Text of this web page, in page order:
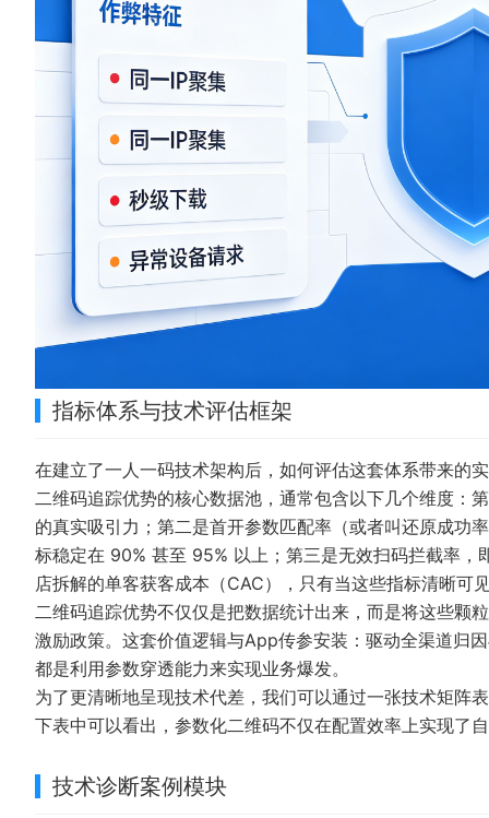
指标体系与技术评估框架
在建立了一人一码技术架构后，如何评估这套体系带来的
二维码追踪优势的核心数据池，通常包含以下几个维度：
的真实吸引力；第二是首开参数匹配率（或者叫还原成功
标稳定在 90% 甚至 95% 以上；第三是无效扫码拦截率
店拆解的单客获客成本（CAC），只有当这些指标清晰可
二维码追踪优势不仅仅是把数据统计出来，而是将这些颗
激励政策。这套价值逻辑与App传参安装：驱动全渠道归
都是利用参数穿透能力来实现业务爆发。
为了更清晰地呈现技术代差，我们可以通过一张技术矩阵
下表中可以看出，参数化二维码不仅在配置效率上实现了
技术诊断案例模块